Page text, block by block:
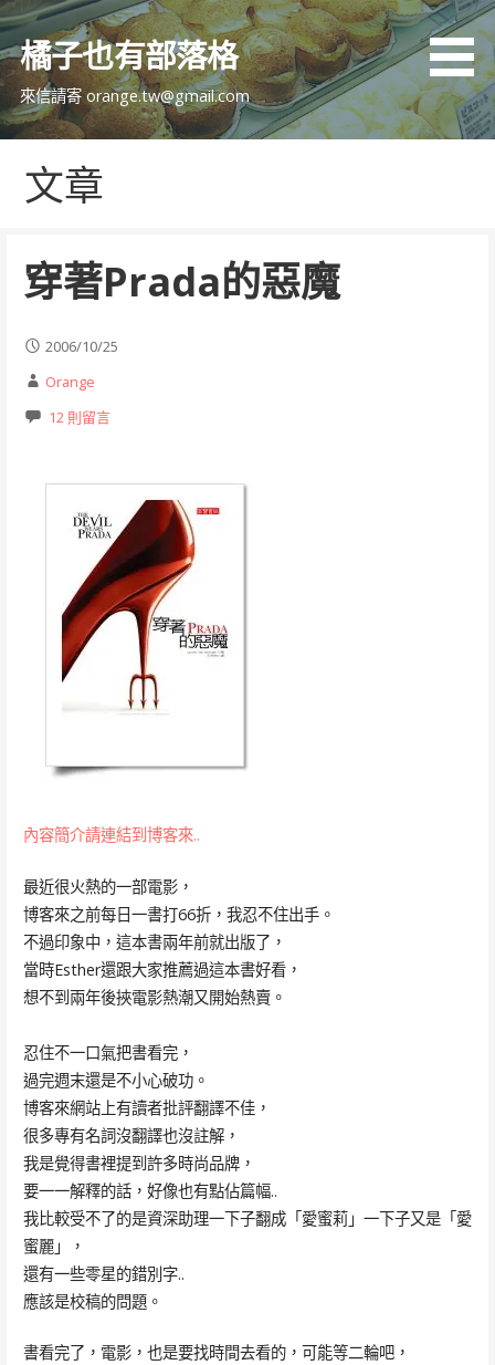
跳
主
內
橘子也有部落格
來信請寄 orange.tw@gmail.com
文章
穿著Prada的惡魔
2006/10/25
Orange
12 則留言
內容簡介請連結到博客來..
最近很火熱的一部電影，
博客來之前每日一書打66折，我忍不住出手。
不過印象中，這本書兩年前就出版了，
當時Esther還跟大家推薦過這本書好看，
想不到兩年後挾電影熱潮又開始熱賣。
忍住不一口氣把書看完，
過完週末還是不小心破功。
博客來網站上有讀者批評翻譯不佳，
很多專有名詞沒翻譯也沒註解，
我是覺得書裡提到許多時尚品牌，
要一一解釋的話，好像也有點佔篇幅..
我比較受不了的是資深助理一下子翻成「愛蜜莉」一下子又是「愛
蜜麗」，
還有一些零星的錯別字..
應該是校稿的問題。
書看完了，電影，也是要找時間去看的，可能等二輪吧，